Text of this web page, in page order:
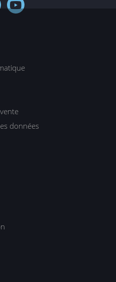

données